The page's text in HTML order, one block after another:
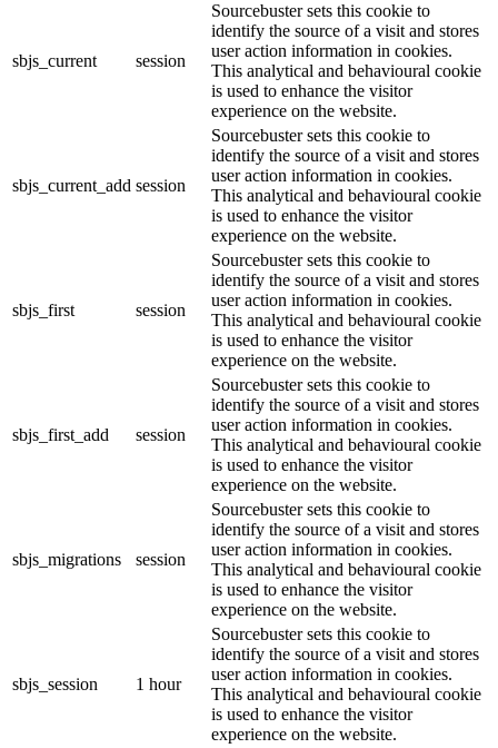
sbjs_current session
Sourcebuster sets this cookie to
identify the source of a visit and stores
user action information in cookies.
This analytical and behavioural cookie
is used to enhance the visitor
experience on the website.
sbjs_current_add session
Sourcebuster sets this cookie to
identify the source of a visit and stores
user action information in cookies.
This analytical and behavioural cookie
is used to enhance the visitor
experience on the website.
sbjs_first session
Sourcebuster sets this cookie to
identify the source of a visit and stores
user action information in cookies.
This analytical and behavioural cookie
is used to enhance the visitor
experience on the website.
sbjs_first_add session
Sourcebuster sets this cookie to
identify the source of a visit and stores
user action information in cookies.
This analytical and behavioural cookie
is used to enhance the visitor
experience on the website.
sbjs_migrations session
Sourcebuster sets this cookie to
identify the source of a visit and stores
user action information in cookies.
This analytical and behavioural cookie
is used to enhance the visitor
experience on the website.
sbjs_session 1 hour
Sourcebuster sets this cookie to
identify the source of a visit and stores
user action information in cookies.
This analytical and behavioural cookie
is used to enhance the visitor
experience on the website.